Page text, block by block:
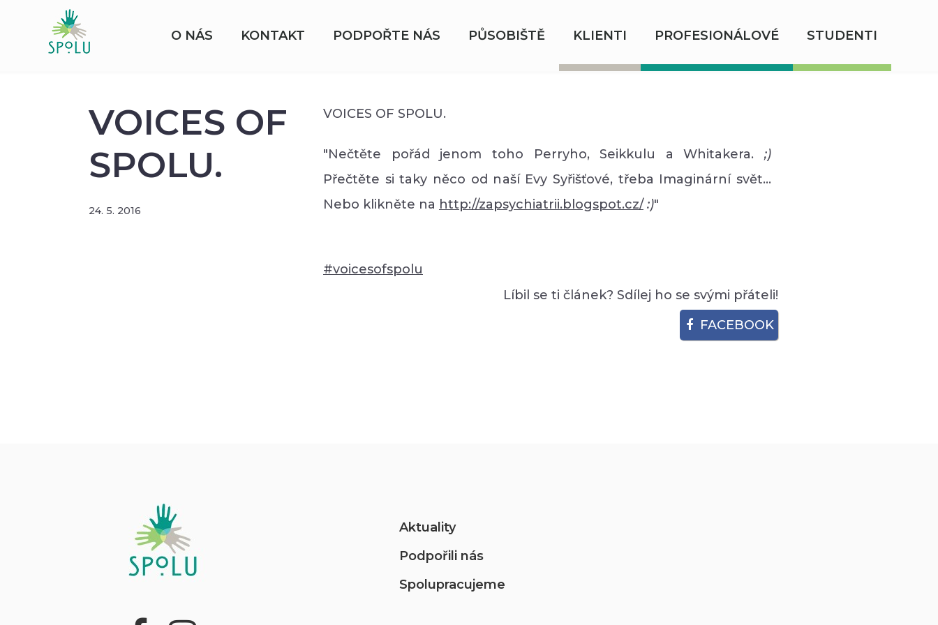
O NÁS KONTAKT PODPOŘTE NÁS PŮSOBIŠTĚ KLIENTI PROFESIONÁLOVÉ STUDENTI
VOICES OF
SPOLU.
24. 5. 2016
VOICES OF SPOLU.
"Nečtěte pořád jenom toho Perryho, Seikkulu a Whitakera. ;)
Přečtěte si taky něco od naší Evy Syřišťové, třeba Imaginární svět...
Nebo klikněte na http://zapsychiatrii.blogspot.cz/ :)"
‪#‎voicesofspolu‬
Líbil se ti článek? Sdílej ho se svými přáteli!
FACEBOOK
Aktuality
Podpořili nás
Spolupracujeme